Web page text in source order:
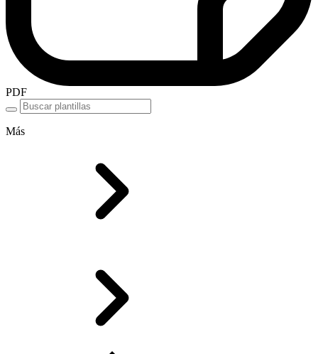
PDF
Más